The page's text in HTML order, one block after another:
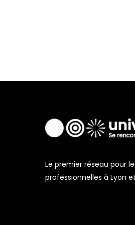
Le premier réseau pour
professionnelles à Lyon